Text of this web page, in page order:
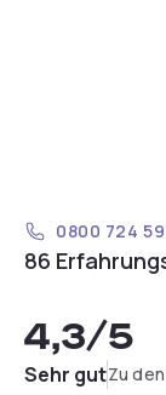
0800 724
86
4,3/5
Sehr gutZu